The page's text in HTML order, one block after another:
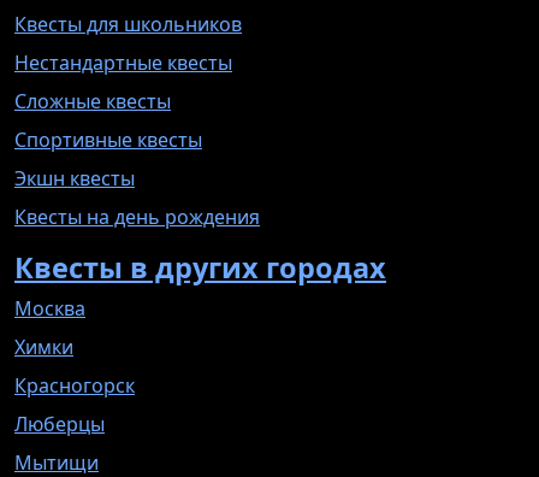
Квесты для школьников
Нестандартные квесты
Сложные квесты
Спортивные квесты
Экшн квесты
Квесты на день рождения
Квесты в других городах
Москва
Химки
Красногорск
Люберцы
Мытищи